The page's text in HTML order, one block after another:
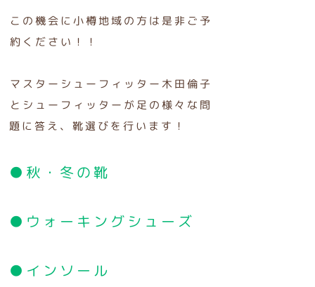
この機会に小樽地域の方は是非ご予
約ください！！
マスターシューフィッター木田倫子
とシューフィッターが足の様々な問
題に答え、靴選びを行います！
●秋・冬の靴
●ウォーキングシューズ
●インソール